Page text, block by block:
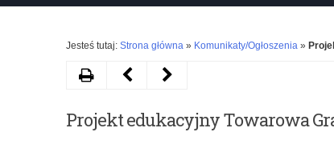
Jesteś tutaj: Strona główna » Komunikaty/Ogłoszenia »
Projekt edukacyjny Towarowa
DrukujNastępny
Opiniowanie
Poprzedni
Mobilności